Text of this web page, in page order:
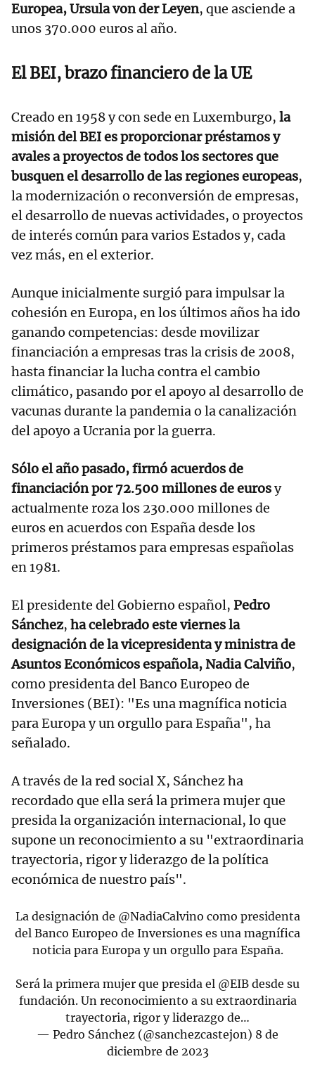
Europea, Ursula von der Leyen, que asciende a
unos 370.000 euros al año.
El BEI, brazo financiero de la UE
Creado en 1958 y con sede en Luxemburgo, la
misión del BEI es proporcionar préstamos y
avales a proyectos de todos los sectores que
busquen el desarrollo de las regiones europeas,
la modernización o reconversión de empresas,
el desarrollo de nuevas actividades, o proyectos
de interés común para varios Estados y, cada
vez más, en el exterior.
Aunque inicialmente surgió para impulsar la
cohesión en Europa, en los últimos años ha ido
ganando competencias: desde movilizar
financiación a empresas tras la crisis de 2008,
hasta financiar la lucha contra el cambio
climático, pasando por el apoyo al desarrollo de
vacunas durante la pandemia o la canalización
del apoyo a Ucrania por la guerra.
Sólo el año pasado, firmó acuerdos de
financiación por 72.500 millones de eurosy
actualmente roza los 230.000 millones de
euros en acuerdos con España desde los
primeros préstamos para empresas españolas
en 1981.
El presidente del Gobierno español, Pedro
Sánchez, ha celebrado este viernes la
designación de la vicepresidenta y ministra de
Asuntos Económicos española, Nadia Calviño,
como presidenta del Banco Europeo de
Inversiones (BEI): "Es una magnífica noticia
para Europa y un orgullo para España", ha
señalado.
A través de la red social X, Sánchez ha
recordado que ella será la primera mujer que
presida la organización internacional, lo que
supone un reconocimiento a su "extraordinaria
trayectoria, rigor y liderazgo de la política
económica de nuestro país".
La designación de @NadiaCalvino como presidenta
del Banco Europeo de Inversiones es una magnífica
noticia para Europa y un orgullo para España.
Será la primera mujer que presida el @EIB desde su
fundación. Un reconocimiento a su extraordinaria
trayectoria, rigor y liderazgo de…
— Pedro Sánchez (@sanchezcastejon) 8 de
diciembre de 2023